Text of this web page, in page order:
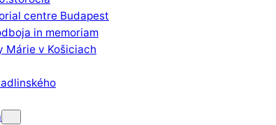
centre Budapest
in memoriam
Márie v Košiciach